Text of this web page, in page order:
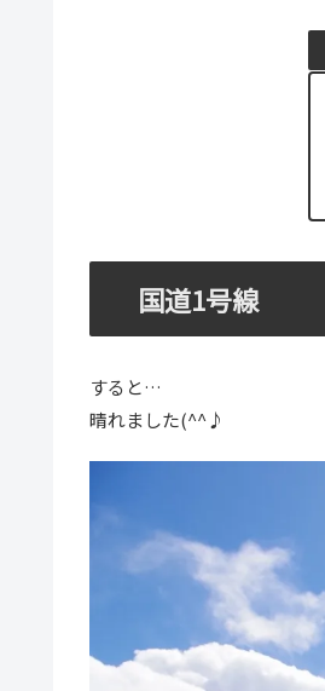
国道1号線
すると…
晴れました(^^♪